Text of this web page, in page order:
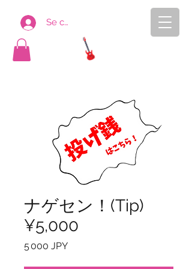
Se connecter
ナゲセン！(Tip)
¥5,000
5 000 JPYPrix